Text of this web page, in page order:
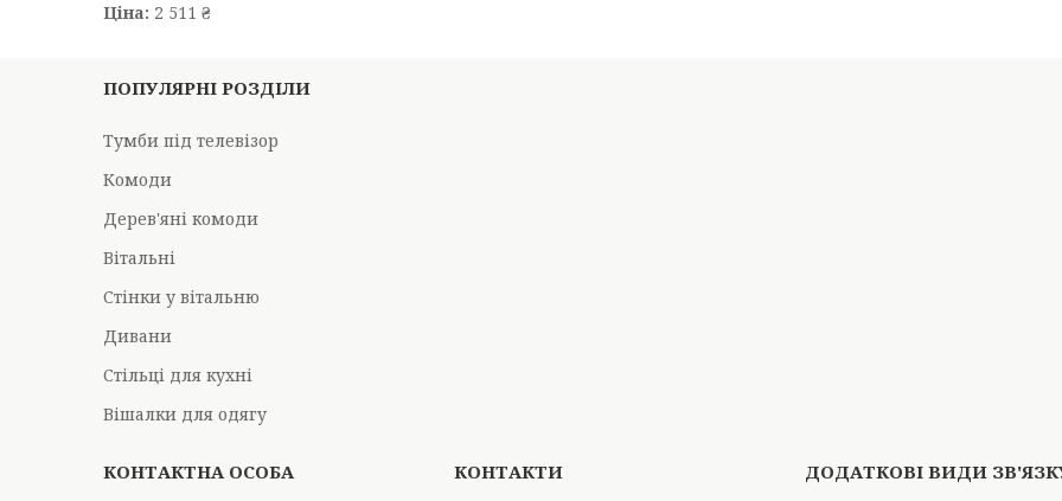
Ціна: 2 511 ₴
ПОПУЛЯРНІ РОЗДІЛИ
Тумби під телевізор
Комоди
Дерев'яні комоди
Вітальні
Стінки у вітальню
Дивани
Стільці для кухні
Вішалки для одягу